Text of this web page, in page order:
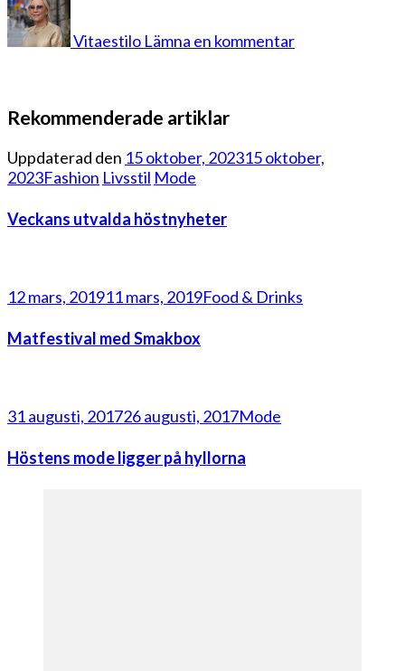
Vitaestilo Lämna en kommentar
Rekommenderade artiklar
Uppdaterad den 15 oktober, 202315 oktober,
2023Fashion Livsstil Mode
Veckans utvalda höstnyheter
12 mars, 201911 mars, 2019Food & Drinks
Matfestival med Smakbox
31 augusti, 201726 augusti, 2017Mode
Höstens mode ligger på hyllorna